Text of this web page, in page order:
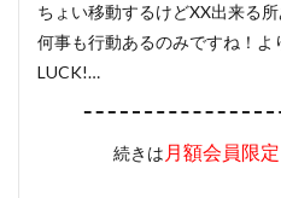
ちょい移動するけどXX出来る
何事も行動あるのみですね！
LUCK!…
続きは 月額会員限